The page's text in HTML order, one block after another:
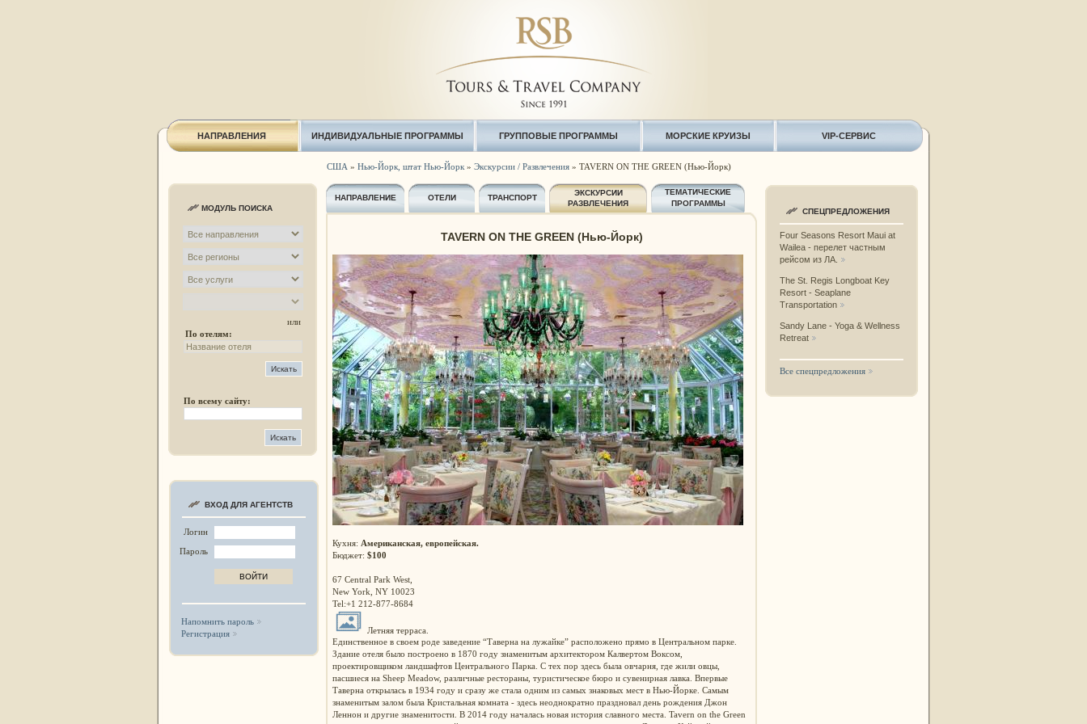
НАПРАВЛЕНИЯ ИНДИВИДУАЛЬНЫЕ ПРОГРАММЫ ГРУППОВЫЕ ПРОГРАММЫ МОРСКИЕ КРУИЗЫ VIP-СЕРВИС
МОДУЛЬ ПОИСКА
или
По отелям:
По всему сайту:
ВХОД ДЛЯ АГЕНТСТВ
Логин
Пароль
Напомнить пароль
Регистрация
США » Нью-Йорк, штат Нью-Йорк» Экскурсии / Развлечения» TAVERN ON THE GREEN (Нью-Йорк)
НАПРАВЛЕНИЕ ОТЕЛИ ТРАНСПОРТ
ЭКСКУРСИИ
РАЗВЛЕЧЕНИЯ
ТЕМАТИЧЕСКИЕ
ПРОГРАММЫ
TAVERN ON THE GREEN (Нью-Йорк)
Кухня: Американская, европейская.
Бюджет: $100
67 Central Park West,
New York, NY 10023
Tel:+1 212-877-8684
Летняя терраса.
Единственное в своем роде заведение “Таверна на лужайке” расположено прямо в Центральном парке.
Здание отеля было построено в 1870 году знаменитым архитектором Калвертом Воксом,
проектировщиком ландшафтов Центрального Парка. С тех пор здесь была овчарня, где жили овцы,
пасшиеся на Sheep Meadow, различные рестораны, туристическое бюро и сувенирная лавка. Впервые
Таверна открылась в 1934 году и сразу же стала одним из самых знаковых мест в Нью-Йорке. Самым
знаменитым залом была Кристальная комната - здесь неоднократно праздновал день рождения Джон
Леннон и другие знаменитости. В 2014 году началась новая история славного места. Tavern on the Green
СПЕЦПРЕДЛОЖЕНИЯ
Four Seasons Resort Maui at
Wailea - перелет частным
рейсом из ЛА.
The St. Regis Longboat Key
Resort - Seaplane
Transportation
Sandy Lane - Yoga & Wellness
Retreat
Все спецпредложения